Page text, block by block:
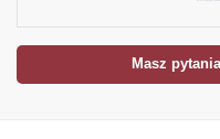
Masz